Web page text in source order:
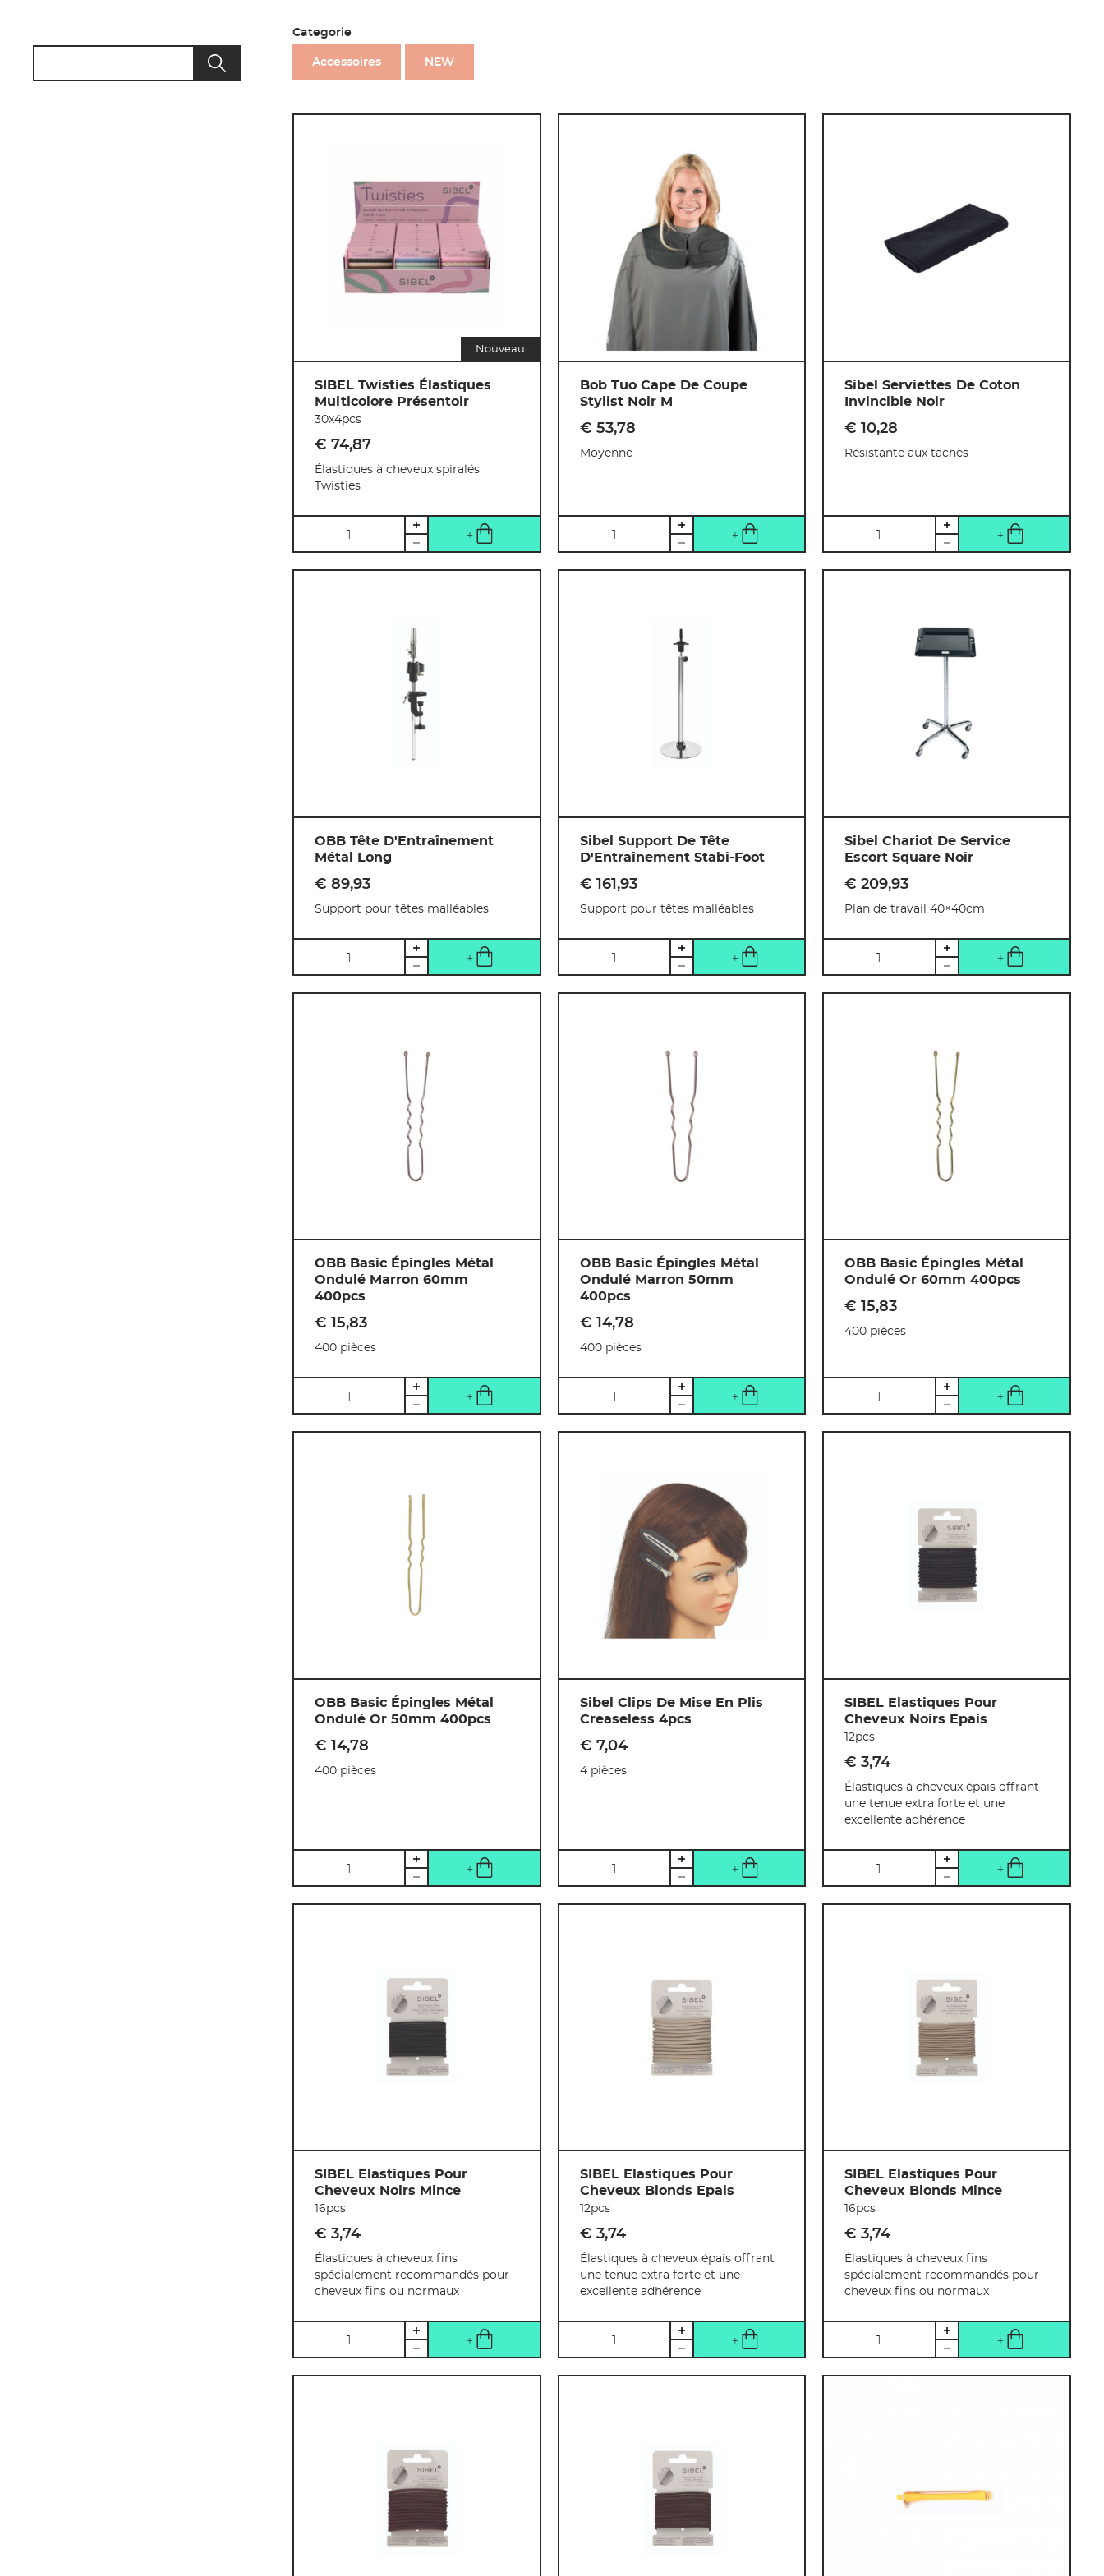
Categorie
Accessoires NEW
Nouveau
SIBEL Twisties Élastiques
Multicolore Présentoir
30x4pcs
€ 74,87
Élastiques à cheveux spiralés
Twisties
Bob Tuo Cape De Coupe
Stylist Noir M
€ 53,78
Moyenne
Sibel Serviettes De Coton
Invincible Noir
€ 10,28
Résistante aux taches
OBB Tête D'Entraînement
Métal Long
€ 89,93
Support pour têtes malléables
Sibel Support De Tête
D'Entraînement Stabi-Foot
€ 161 ,93
Support pour têtes malléables
Sibel Chariot De Service
Escort Square Noir
€ 209,93
Plan de travail 40×40cm
OBB Basic Épingles Métal
Ondulé Marron 60mm
400pcs
€ 15,83
400 pièces
OBB Basic Épingles Métal
Ondulé Marron 50mm
400pcs
€ 14,78
400 pièces
OBB Basic Épingles Métal
Ondulé Or 60mm 400pcs
€ 15,83
400 pièces
OBB Basic Épingles Métal
Ondulé Or 50mm 400pcs
€ 14,78
400 pièces
Sibel Clips De Mise En Plis
Creaseless 4pcs
€ 7,04
4 pièces
SIBEL Elastiques Pour
Cheveux Noirs Epais
12pcs
€ 3,74
Élastiques à cheveux épais offrant
une tenue extra forte et une
excellente adhérence
SIBEL Elastiques Pour
Cheveux Noirs Mince
16pcs
€ 3,74
Élastiques à cheveux fins
spécialement recommandés pour
cheveux fins ou normaux
Quantité
SIBEL Elastiques Pour
Cheveux Blonds Epais
12pcs
€ 3,74
Élastiques à cheveux épais offrant
une tenue extra forte et une
excellente adhérence
Quantité
SIBEL Elastiques Pour
Cheveux Blonds Mince
16pcs
€ 3,74
Élastiques à cheveux fins
spécialement recommandés pour
cheveux fins ou normaux
Quantité